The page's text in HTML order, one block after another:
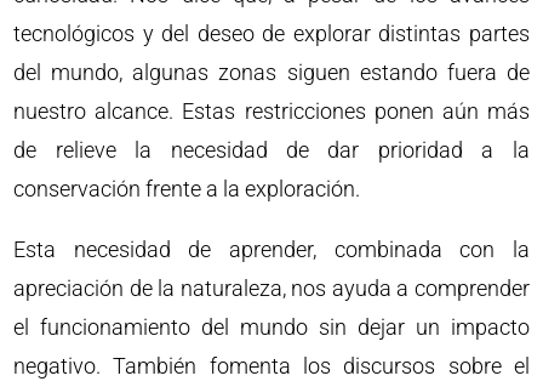
tecnológicos y del deseo de explorar distintas partes
del mundo, algunas zonas siguen estando fuera de
nuestro alcance. Estas restricciones ponen aún más
de relieve la necesidad de dar prioridad a la
conservación frente a la exploración.
Esta necesidad de aprender, combinada con la
apreciación de la naturaleza, nos ayuda a comprender
el funcionamiento del mundo sin dejar un impacto
negativo. También fomenta los discursos sobre el